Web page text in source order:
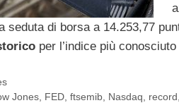
seduta di borsa a 14.253,77
per l’indice più
Jones FED ,ftsemib Nasdaq record